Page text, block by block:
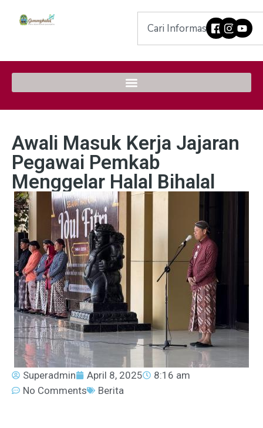
Awali Masuk Kerja Jajaran
Pegawai Pemkab
Menggelar Halal Bihalal
Superadmin April 8, 2025
8:16 am
No Comments
Berita